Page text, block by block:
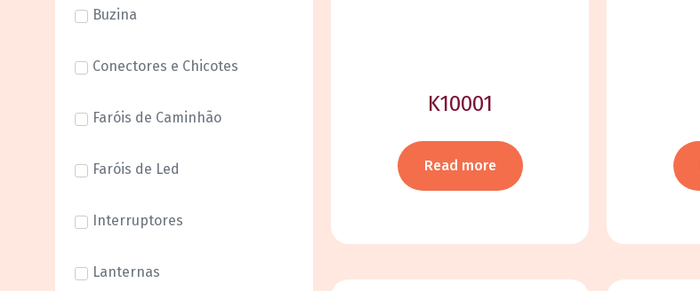
Buzina
Conectores e Chicotes
Faróis de Caminhão
Faróis de Led
Interruptores
Lanternas
K10001
Read more